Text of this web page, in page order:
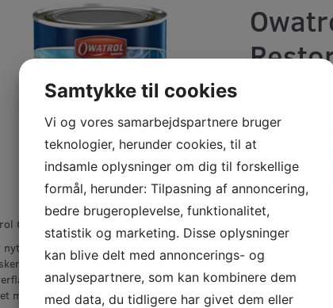
Gelcoat Restore/Polytrol ½ L.
nyt liv til farven på falmet gelcoat.
såvel glans som farve på gamle
Beskytter og giver glans selv på
metal samt kromoverflader
( 111,20 DKK u/
Samtykke til cookies
Vi og vores samarbejdspartnere bruger
teknologier, herunder cookies, til at
indsamle oplysninger om dig til forskellige
formål, herunder: Tilpasning af annoncering,
bedre brugeroplevelse, funktionalitet,
statistik og marketing. Disse oplysninger
kan blive delt med annoncerings- og
analysepartnere, som kan kombinere dem
med data, du tidligere har givet dem eller